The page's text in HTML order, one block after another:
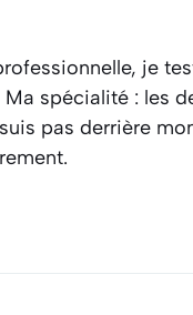
je
spécialité : les
pas derrière